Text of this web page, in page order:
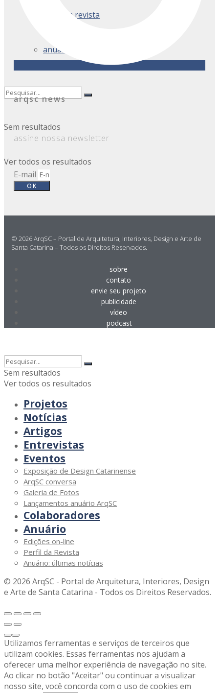
perfil da revista
anuário: últimas notícias
Sem resultados
Ver todos os resultados
arqsc news
assine nossa newsletter
E-mail
OK
© 2026 ArqSC – Portal de Arquitetura, Interiores, Design e Arte de
Santa Catarina – Todos os Direitos Reservados.
sobre
contato
envie seu projeto
publicidade
vídeo
podcast
Sem resultados
Ver todos os resultados
Projetos
Notícias
Artigos
Entrevistas
Eventos
Exposição de Design Catarinense
ArqSC conversa
Galeria de Fotos
Lançamentos anuário ArqSC
Colaboradores
Anuário
Edições on-line
Perfil da Revista
Anuário: últimas notícias
© 2026 ArqSC - Portal de Arquitetura, Interiores, Design
e Arte de Santa Catarina - Todos os Direitos Reservados.
Utilizamos ferramentas e serviços de terceiros que
utilizam cookies. Essas ferramentas nos ajudam a
oferecer uma melhor experiência de navegação no site.
Ao clicar no botão "Aceitar" ou continuar a visualizar
nosso site, você concorda com o uso de cookies em